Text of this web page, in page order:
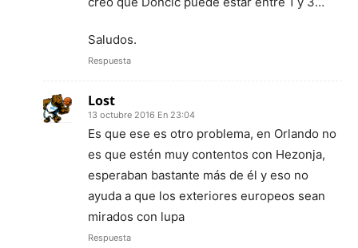
Saludos.
Respuesta
Lost
13 octubre 2016 En 23:04
Es que ese es otro problema, en Orlando no
es que estén muy contentos con Hezonja,
esperaban bastante más de él y eso no
ayuda a que los exteriores europeos sean
mirados con lupa
Respuesta